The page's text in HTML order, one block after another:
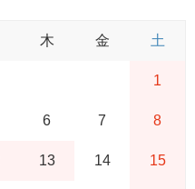
木 金 土
1
6 7 8
13 14 15